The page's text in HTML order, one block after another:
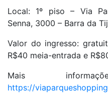
Local: 1º piso – Via
Senna, 3000 – Barra da
Valor do ingresso:
R$40 meia-entrada e
Mais
https://